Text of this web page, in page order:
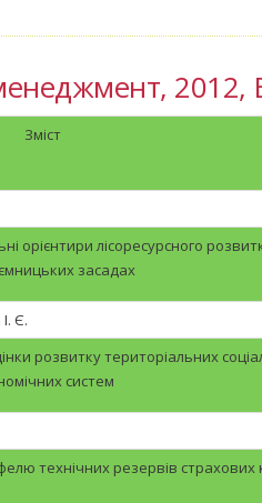
2012,
Зміст
орієнтири лісоресурсного
засадах
Є.
розвитку територіальних
систем
технічних резервів страхових